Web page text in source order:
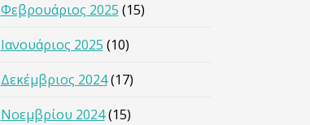
Φεβρουάριος 2025 (15)
Ιανουάριος 2025 (10)
Δεκέμβριος 2024(17)
Νοεμβρίου 2024(15)